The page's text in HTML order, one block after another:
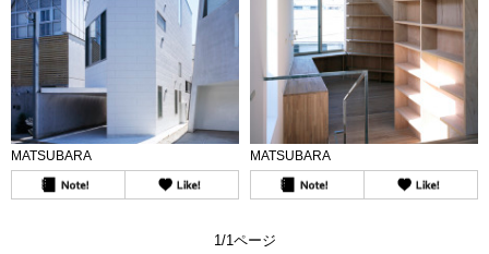
MATSUBARA MATSUBARA
1/1ページ